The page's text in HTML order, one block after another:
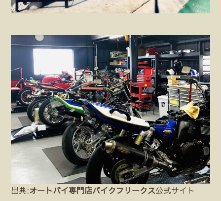
出典:オートバイ専門店バイクフリークス公式サイト